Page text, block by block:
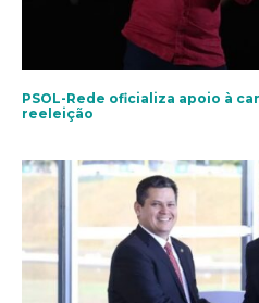
PSOL-Rede oficializa apoio à
reeleição